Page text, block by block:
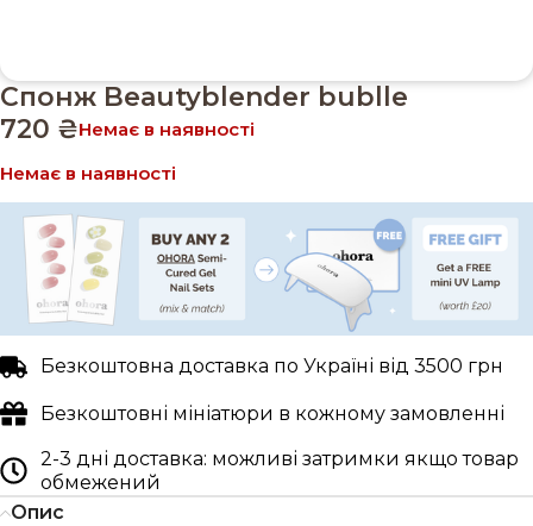
Спонж Beautyblender bublle
720 ₴Немає в наявності
Немає в наявності
Безкоштовна доставка по Україні від 3500 грн
Безкоштовні мініатюри в кожному замовленні
2-3 дні доставка: можливі затримки якщо товар
обмежений
Опис